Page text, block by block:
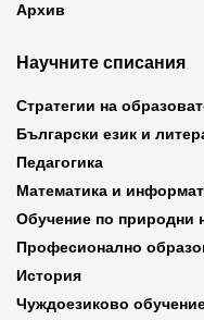
Архив
Научните списания
Стратегии на
Български език и
Педагогика
Математика и
Обучение по природни
Професионално
История
Чуждоезиково